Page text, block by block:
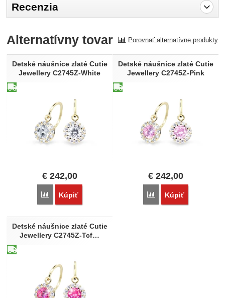
Recenzia
Recenzia
Nebola pridaná žiadna recenzia.
Alternatívny tovar Porovnať alternatívne produkty
Detské náušnice zlaté Cutie
Jewellery C2745Z-White
€ 242,00
Porovnať
Kúpiť
Detské náušnice zlaté Cutie
Jewellery C2745Z-Pink
€242,00
Porovnať
Kúpiť
Detské náušnice zlaté Cutie
Jewellery C2745Z-Tcf…